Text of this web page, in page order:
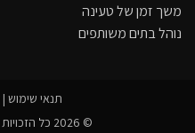
משך זמן של טעינה
נוהל בתים משותפים
תנאי שימוש |
© 2026 כל הזכויות שמורות ל- EV Energy